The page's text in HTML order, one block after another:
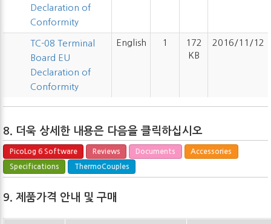
Declaration of
Conformity
TC-08 Terminal
Board EU
Declaration of
Conformity
English 1
172
KB
2016/11/12
8. 더욱 상세한 내용은 다음을 클릭하십시오
PicoLog 6 Software Reviews Documents Accessories
Specifications ThermoCouples
9. 제품가격 안내 및 구매